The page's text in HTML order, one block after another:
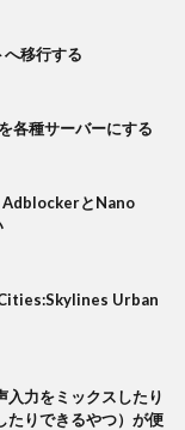
移行する
種サーバーにする
AdblockerとNano
Urban
入力をミックスしたり
たりできるやつ）が便